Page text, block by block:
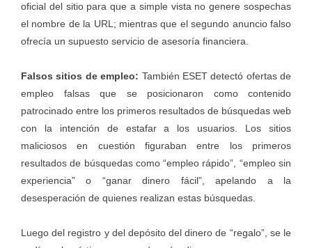
oficial del sitio para que a simple vista no genere sospechas
el nombre de la URL; mientras que el segundo anuncio falso
ofrecía un supuesto servicio de asesoría financiera.
Falsos sitios de empleo: También ESETdetectó ofertas de
empleo falsasque se posicionaron como contenido
patrocinado entre los primeros resultados de búsquedas web
con la intención de estafar a los usuarios. Los sitios
maliciosos en cuestión figuraban entre los primeros
resultados de búsquedas como “empleo rápido”, “empleo sin
experiencia” o “ganar dinero fácil”, apelando a la
desesperación de quienes realizan estas búsquedas.
Luego del registro y del depósito del dinero de “regalo”, se le